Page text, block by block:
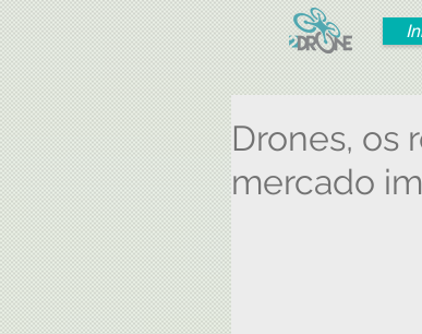
Drones, os
mercado